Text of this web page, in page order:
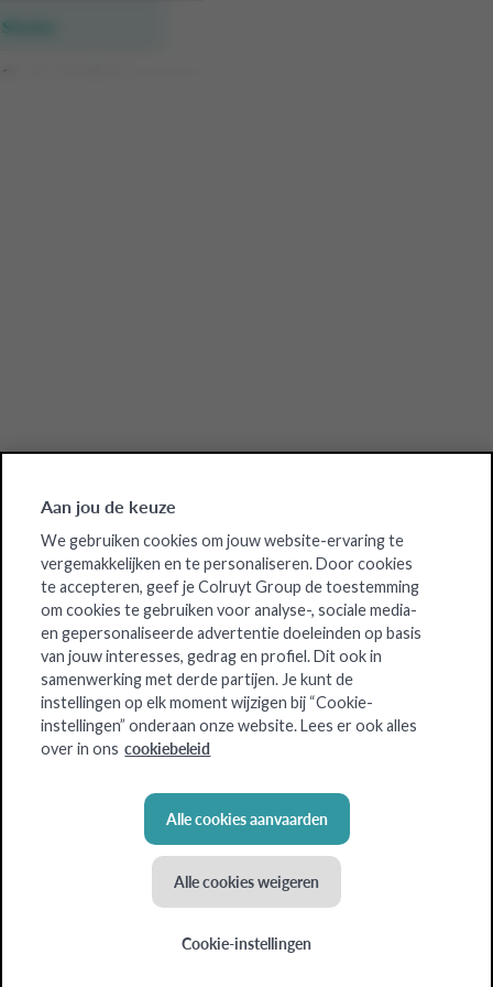
Stocks
Stocks detailed
Aan jou de keuze
We gebruiken cookies om jouw website-ervaring te
vergemakkelijken en te personaliseren. Door cookies
te accepteren, geef je Colruyt Group de toestemming
om cookies te gebruiken voor analyse-, sociale media-
en gepersonaliseerde advertentie doeleinden op basis
van jouw interesses, gedrag en profiel. Dit ook in
samenwerking met derde partijen. Je kunt de
instellingen op elk moment wijzigen bij “Cookie-
instellingen” onderaan onze website. Lees er ook alles
over in ons cookiebeleid
Alle cookies aanvaarden
Alle cookies weigeren
Cookie-instellingen